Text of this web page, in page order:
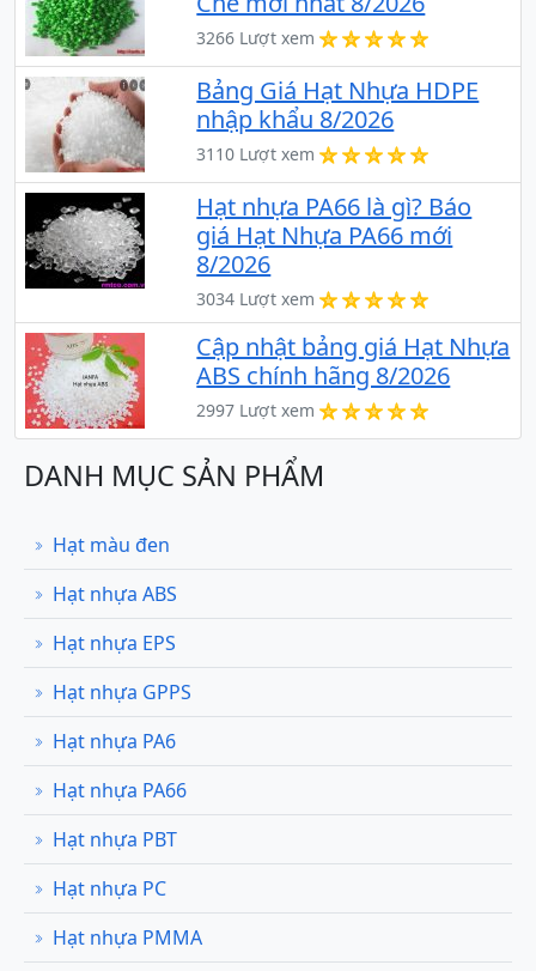
3266 Lượt xem
Bảng Giá Hạt Nhựa HDPE
nhập khẩu 8/2026
3110 Lượt xem
Hạt nhựa PA66 là gì? Báo
giá Hạt Nhựa PA66 mới
8/2026
3034 Lượt xem
Cập nhật bảng giá Hạt Nhựa
ABS chính hãng 8/2026
2997 Lượt xem
DANH MỤC SẢN PHẨM
Hạt màu đen
Hạt nhựa ABS
Hạt nhựa EPS
Hạt nhựa GPPS
Hạt nhựa PA6
Hạt nhựa PA66
Hạt nhựa PBT
Hạt nhựa PC
Hạt nhựa PMMA